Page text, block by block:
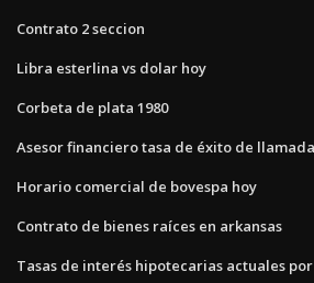
Contrato 2 seccion
Libra esterlina vs dolar hoy
Corbeta de plata 1980
Asesor financiero tasa de éxito de
Horario comercial de bovespa hoy
Contrato de bienes raíces en arkansas
Tasas de interés hipotecarias actuales por